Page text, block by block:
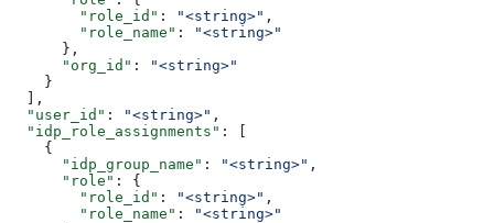
        "role_id"
: "<string>" ,
        "role_name"
:
"<string>"
      },
      "org_id"
:
"<string>"
    }
  ],
  "user_id"
: "<string>" ,
  "idp_role_assignments"
: [
    {
      "idp_group_name"
: "<string>" ,
      "role"
: {
        "role_id"
: "<string>" ,
        "role_name"
:
"<string>"